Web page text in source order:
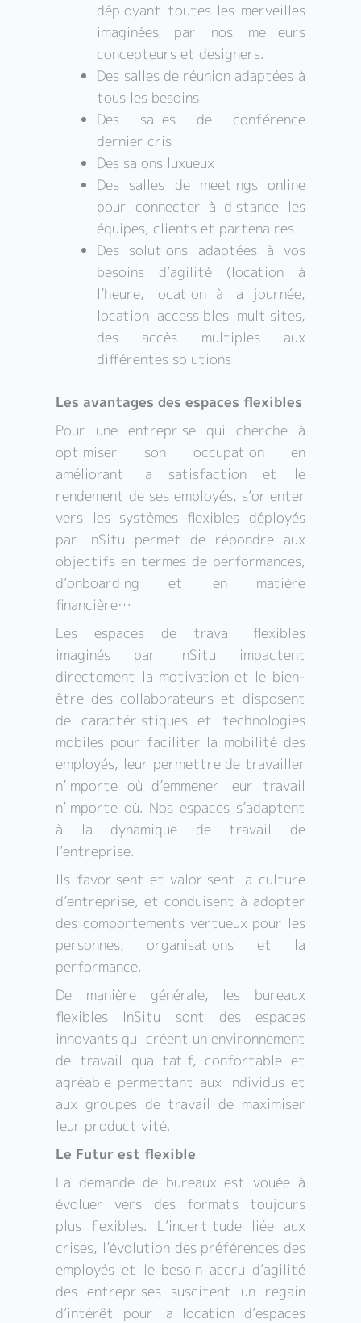
déployant toutes les merveilles
imaginées par nos meilleurs
concepteurs et designers.
Des salles de réunion adaptées à
tous les besoins
Des salles de conférence
dernier cris
Des salons luxueux
Des salles de meetings online
pour connecter à distance les
équipes, clients et partenaires
Des solutions adaptées à vos
besoins d’agilité (location à
l’heure, location à la journée,
location accessibles multisites,
des accès multiples aux
différentes solutions
Les avantages des espaces flexibles
Pour une entreprise qui cherche à
optimiser son occupation en
améliorant la satisfaction et le
rendement de ses employés, s’orienter
vers les systèmes flexibles déployés
par InSitu permet de répondre aux
objectifs en termes de performances,
d’onboarding et en matière
financière…
Les espaces de travail flexibles
imaginés par InSitu impactent
directement la motivation et le bien-
être des collaborateurs et disposent
de caractéristiques et technologies
mobiles pour faciliter la mobilité des
employés, leur permettre de travailler
n’importe où d’emmener leur travail
n’importe où. Nos espaces s’adaptent
à la dynamique de travail de
l’entreprise.
Ils favorisent et valorisent la culture
d’entreprise, et conduisent à adopter
des comportements vertueux pour les
personnes, organisations et la
performance.
De manière générale, les bureaux
flexibles InSitu sont des espaces
innovants qui créent un environnement
de travail qualitatif, confortable et
agréable permettant aux individus et
aux groupes de travail de maximiser
leur productivité.
Le Futur est flexible
La demande de bureaux est vouée à
évoluer vers des formats toujours
plus flexibles. L’incertitude liée aux
crises, l’évolution des préférences des
employés et le besoin accru d’agilité
des entreprises suscitent un regain
d’intérêt pour la location d’espaces